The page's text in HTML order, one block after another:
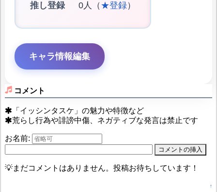
推し登録 0人（ ★登録）
キャラ情報編集
コメント
「イッシンタスケ」の魅力や特徴など
荒らし行為や誹謗中傷、ネガティブな発言は禁止です
お名前:
💡まだコメントはありません。投稿お待ちしています！
↑